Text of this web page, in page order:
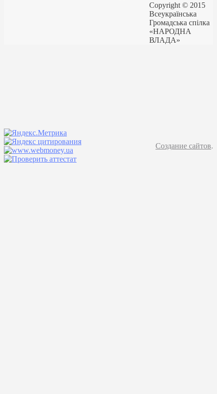
Copyright © 2015
Всеукраїнська
Громадська спілка
«НАРОДНА
ВЛАДА»
Создание сайтов.